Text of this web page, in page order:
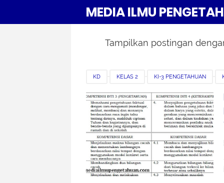
MEDIA ILMU
Tampilkan postingan
KD KELAS 2 KI-3 PENGETAHUAN
KURIKULUM 2013 MATEMATIKA